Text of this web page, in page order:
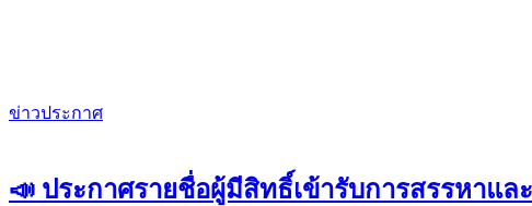
ข่าวประกาศ
📣 ประกาศรายชื่อผู้มีสิทธิ์เข้ารับการสรรหาแ